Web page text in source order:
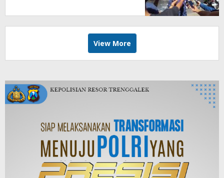
View More